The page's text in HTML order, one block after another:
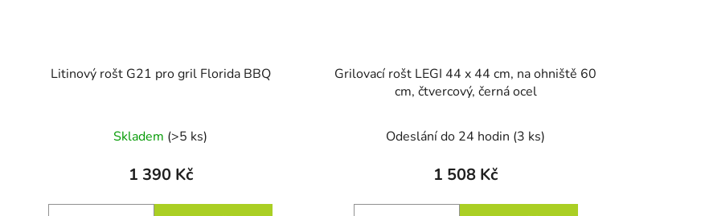
Litinový rošt G21 pro gril Florida BBQ
Skladem (>5 ks)
1 390 Kč
Grilovací rošt LEGI 44 x 44 cm, na ohniště 60
cm, čtvercový, černá ocel
Odeslání do 24 hodin (3 ks)
1 508 Kč